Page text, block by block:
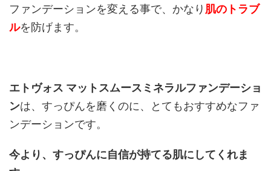
ファンデーションを変える事で、かなり 肌のトラブ
ルを防げます。
エトヴォス マットスムースミネラルファンデーショ
ンは、すっぴんを磨くのに、とてもおすすめなファ
ンデーションです。
今より、すっぴんに自信が持てる肌にしてくれま